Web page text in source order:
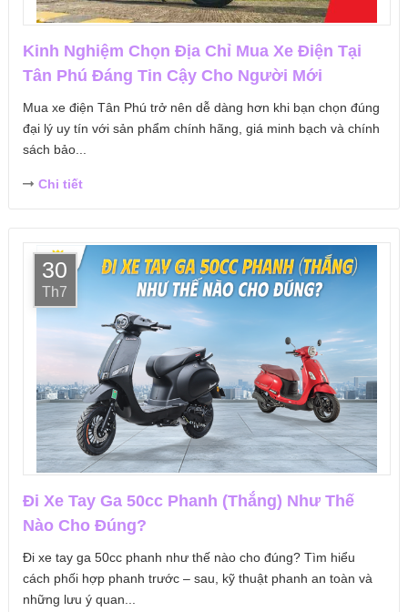
Kinh Nghiệm Chọn Địa Chỉ Mua Xe Điện Tại
Tân Phú Đáng Tin Cậy Cho Người Mới
Mua xe điện Tân Phú trở nên dễ dàng hơn khi bạn chọn đúng
đại lý uy tín với sản phẩm chính hãng, giá minh bạch và chính
sách bảo...
Chi tiết
30
Th7
Đi Xe Tay Ga 50cc Phanh (Thắng) Như Thế
Nào Cho Đúng?
Đi xe tay ga 50cc phanh như thế nào cho đúng? Tìm hiểu
cách phối hợp phanh trước – sau, kỹ thuật phanh an toàn và
những lưu ý quan...